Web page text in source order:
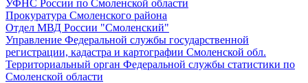
УФНС России по Смоленской области
Прокуратура Смоленского района
Отдел МВД России "Смоленский"
Управление Федеральной службы государственной
регистрации, кадастра и картографии Смоленской обл.
Территориальный орган Федеральной службы статистики по
Смоленской области